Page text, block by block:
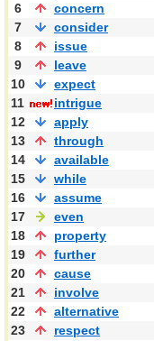
6
concern
7
consider
8
issue
9
leave
10
expect
11
intrigue
12
apply
13
through
14
available
15
while
16
assume
17
even
18
property
19
further
20
cause
21
involve
22
alternative
23
respect